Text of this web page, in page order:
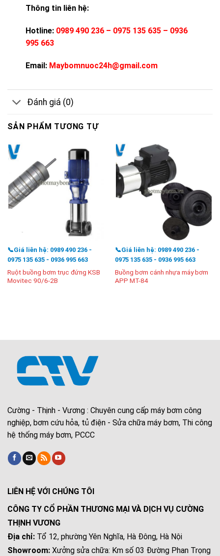
Thông tin liên hệ:
Hotline: 0989 490 236 – 0975 135 635 – 0936
995 663
Email: Maybomnuoc24h@gmail.com
Đánh giá (0)
SẢN PHẨM TƯƠNG TỰ
📞Giá liên hệ: 0989 490 236 -
0975 135 635 - 0936 995 663
Ruột buồng bơm trục đứng KSB
Movitec 90/6-2B
📞Giá liên hệ: 0989 490 236 -
0975 135 635 - 0936 995 663
Buồng bơm cánh nhựa máy bơm
APP MT-84
Cường - Thịnh - Vương : Chuyên cung cấp máy bơm công
nghiệp, bơm cứu hỏa, tủ điện - Sửa chữa máy bơm, Thi công
hệ thống máy bơm, PCCC
LIÊN HỆ VỚI CHÚNG TÔI
CÔNG TY CỔ PHẦN THƯƠNG MẠI VÀ DỊCH VỤ CƯỜNG
THỊNH VƯƠNG
Địa chỉ: Tổ 12, phường Yên Nghĩa, Hà Đông, Hà Nội
Showroom: Xưởng sửa chữa: Km số 03 Đường Phan Trọng